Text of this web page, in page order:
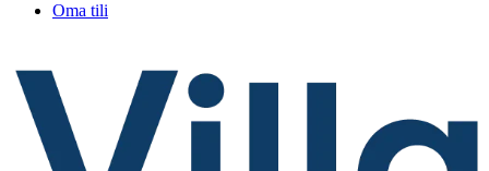
Oma tili